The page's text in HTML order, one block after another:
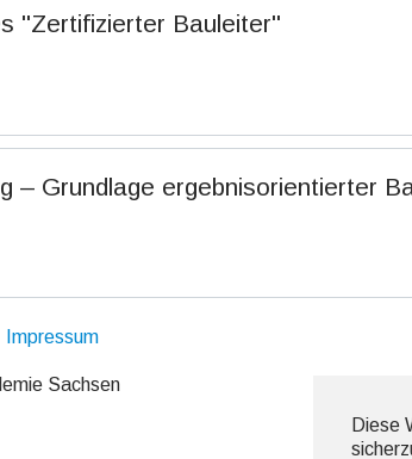
Diese
"Zertifizierter Bauleiter"
– Grundlage ergebnisorientierter
Impressum
Sachsen